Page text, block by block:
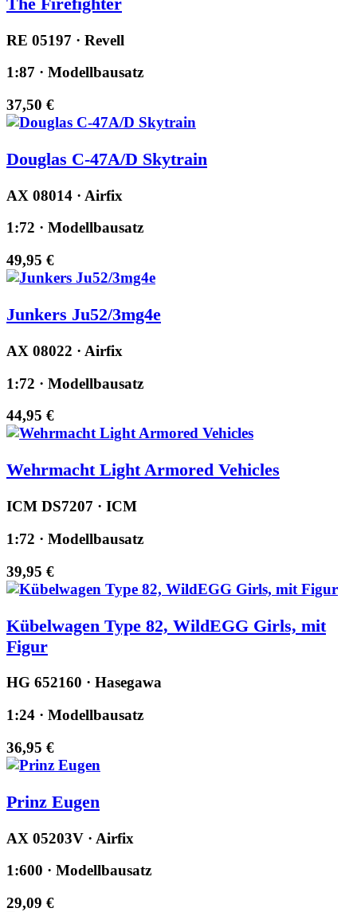
RE 05197 · Revell
1:87 · Modellbausatz
37,50 €
Douglas C-47A/D Skytrain
AX 08014 · Airfix
1:72 · Modellbausatz
49,95 €
Junkers Ju52/3mg4e
AX 08022 · Airfix
1:72 · Modellbausatz
44,95 €
Wehrmacht Light Armored Vehicles
ICM DS7207 · ICM
1:72 · Modellbausatz
39,95 €
Kübelwagen Type 82, WildEGG Girls, mit
Figur
HG 652160 · Hasegawa
1:24 · Modellbausatz
36,95 €
Prinz Eugen
AX 05203V · Airfix
1:600 · Modellbausatz
29,09 €